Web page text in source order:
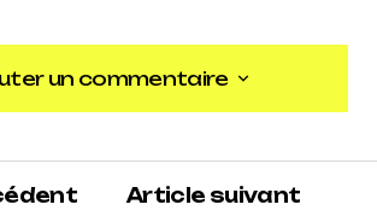
un commentaire
un commentaire
Article suivant